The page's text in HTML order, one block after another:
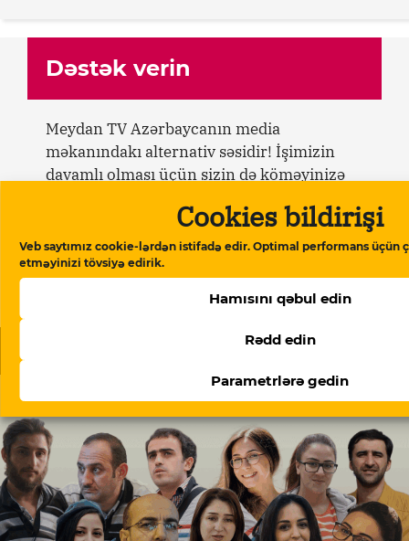
Cookies bildirişi
Veb saytımız cookie-lərdən istifadə edir. Optimal performans üçün
etməyinizi tövsiyə edirik.
Hamısını qəbul edin
Rədd edin
Parametrlərə gedin
Dəstək verin
Meydan TV Azərbaycanın media
məkanındakı alternativ səsidir! İşimizin
davamlı olması üçün sizin də köməyinizə
birdəfəlik yardımlarla dəstək olun.
Oxşar məqalələr